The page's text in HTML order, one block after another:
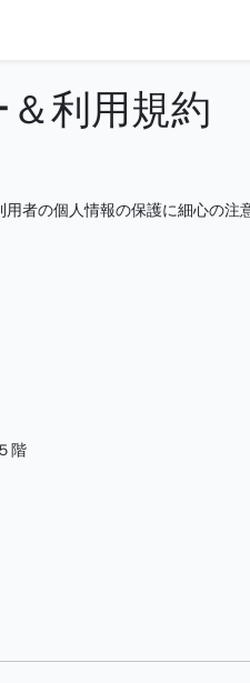
利用規約
者の個人情報の保護に細心の
階